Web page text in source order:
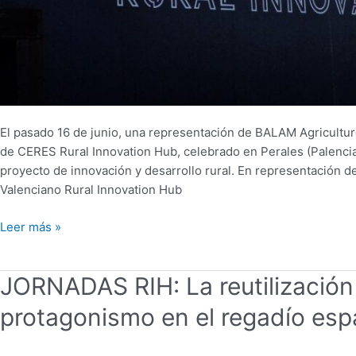
El pasado 16 de junio, una representación de BALAM
de CERES Rural Innovation Hub, celebrado en Perales
proyecto de innovación y desarrollo rural. En representación
Valenciano Rural Innovation Hub
Leer más »
JORNADAS RIH: La
protagonismo en el regadío
JORNADAS
RIH:
La
reutilización